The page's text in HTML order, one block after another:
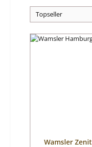
Wamsler